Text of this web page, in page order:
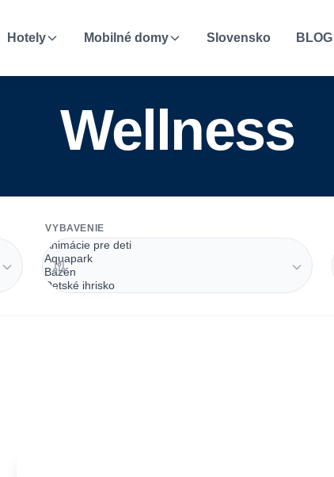
Hotely Mobilné domy Slovensko BLOG
Wellness
VYBAVENIE